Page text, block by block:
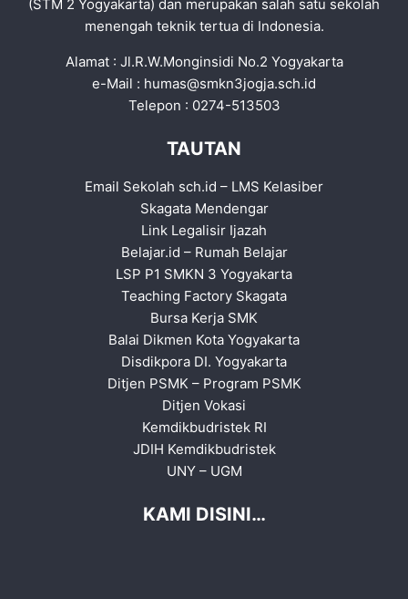
(STM 2 Yogyakarta) dan merupakan salah satu sekolah
menengah teknik tertua di Indonesia.
Alamat : Jl.R.W.Monginsidi No.2 Yogyakarta
e-Mail : humas@smkn3jogja.sch.id
Telepon : 0274-513503
TAUTAN
Email Sekolah sch.id – LMS Kelasiber
Skagata Mendengar
Link Legalisir Ijazah
Belajar.id – Rumah Belajar
LSP P1 SMKN 3 Yogyakarta
Teaching Factory Skagata
Bursa Kerja SMK
Balai Dikmen Kota Yogyakarta
Disdikpora DI. Yogyakarta
Ditjen PSMK – Program PSMK
Ditjen Vokasi
Kemdikbudristek RI
JDIH Kemdikbudristek
UNY– UGM
KAMI DISINI…